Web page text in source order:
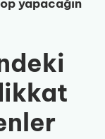
yapacağın